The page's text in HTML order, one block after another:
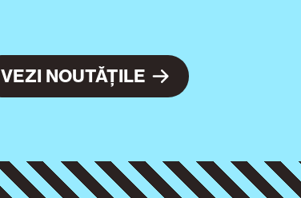
VEZI NOUTĂȚILE